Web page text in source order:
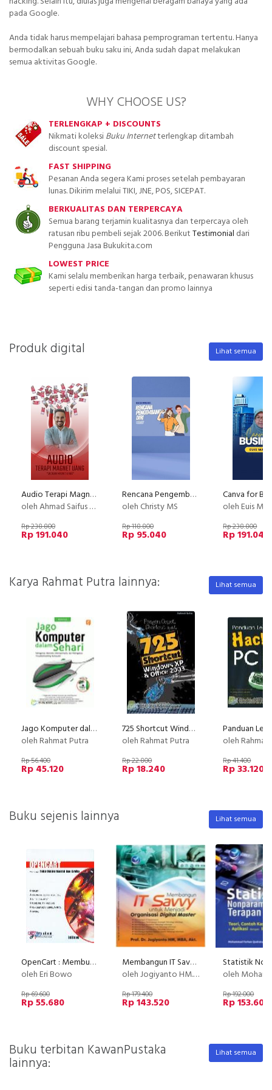
pada Google.
Anda tidak harus mempelajari bahasa pemprograman tertentu. Hanya
bermodalkan sebuah buku saku ini, Anda sudah dapat melakukan
semua aktivitas Google.
WHY CHOOSE US?
TERLENGKAP + DISCOUNTS
Nikmati koleksiBuku Internetterlengkap ditambah
discount spesial.
FAST SHIPPING
Pesanan Anda segera Kami proses setelah pembayaran
lunas. Dikirim melalui TIKI, JNE, POS, SICEPAT.
BERKUALITAS DAN TERPERCAYA
Semua barang terjamin kualitasnya dan terpercaya oleh
ratusan ribu pembeli sejak 2006. BerikutTestimonial dari
Pengguna Jasa Bukukita.com
LOWEST PRICE
Kami selalu memberikan harga terbaik, penawaran khusus
seperti edisi tanda-tangan dan promo lainnya
Produk digital Lihat semua
Audio Terapi Magnet Uang
oleh Ahmad Saifus Salam
Rp 238.800
Rp 191.040
Rencana Pengembangan Diri
oleh Christy MS
Rp 118.800
Rp 95.040
Canva for
oleh Euis
Rp 238.800
Rp 191.040
Karya Rahmat Putra lainnya: Lihat semua
Jago Komputer dalam Sehari
oleh Rahmat Putra
Rp 56.400
Rp 45.120
725 Shortcut Windows XP & Office 2003
oleh Rahmat Putra
Rp 22.800
Rp 18.240
oleh Rahmat
Rp 41.400
Rp 33.120
Buku sejenis lainnya Lihat semua
OpenCart : Membuat Toko Online Handal dan Gratis
oleh Eri Bowo
Rp 69.600
Rp 55.680
Membangun IT Savvy Untuk Menjadi Organisasi Digital Master
oleh Jogiyanto HM., MBA., Akt., Ph.d
Rp 179.400
Rp 143.520
oleh Mohammad Farhan
Rp 192.000
Rp 153.600
Buku terbitan KawanPustaka
lainnya:
Lihat semua